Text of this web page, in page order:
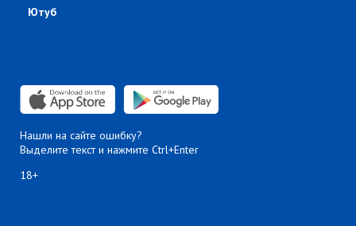
Ютуб
Нашли на сайте ошибку?
Выделите текст и нажмите Ctrl+Enter
18+